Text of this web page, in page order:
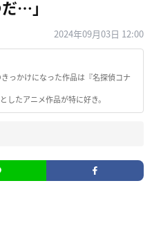
…」
2024年09月03日 12:00
っかけになった作品は『名探偵コナ
したアニメ作品が特に好き。